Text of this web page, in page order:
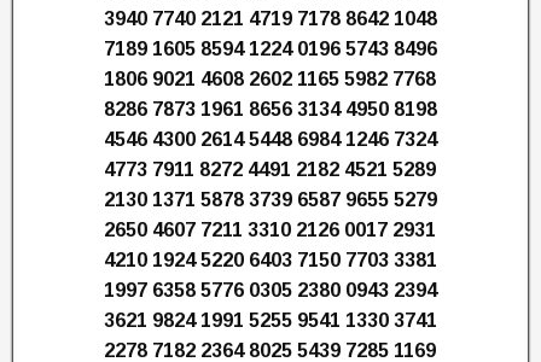
3940 7740 2121 4719 7178 8642 1048
7189 1605 8594 1224 0196 5743 8496
1806 9021 4608 2602 1165 5982 7768
8286 7873 1961 8656 3134 4950 8198
4546 4300 2614 5448 6984 1246 7324
4773 7911 8272 4491 2182 4521 5289
2130 1371 5878 3739 6587 9655 5279
2650 4607 7211 3310 2126 0017 2931
4210 1924 5220 6403 7150 7703 3381
1997 6358 5776 0305 2380 0943 2394
3621 9824 1991 5255 9541 1330 3741
2278 7182 2364 8025 5439 7285 1169